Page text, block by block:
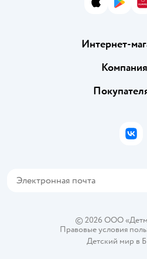
App Store
Интернет-
Доставка и
Правила
Политика
Компания
Бонусные
© 2026 ООО
Правовые условия
Детский мир в